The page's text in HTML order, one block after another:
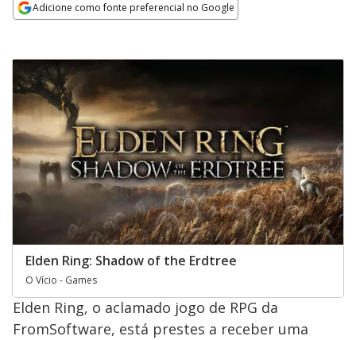
Adicione como fonte preferencial no Google
Elden Ring: Shadow of the Erdtree
O Vício - Games
Elden Ring, o aclamado jogo de RPG da
FromSoftware, está prestes a receber uma